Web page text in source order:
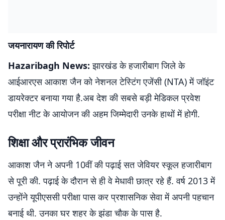
जयनारायण की रिपोर्ट
Hazaribagh News:झारखंड के हजारीबाग जिले के
आईआरएस आकाश जैन को नेशनल टेस्टिंग एजेंसी (NTA) में जॉइंट
डायरेक्टर बनाया गया है.अब देश की सबसे बड़ी मेडिकल प्रवेश
परीक्षा नीट के आयोजन की अहम जिम्मेदारी उनके हाथों में होगी.
शिक्षा और प्रारंभिक जीवन
आकाश जैन ने अपनी 10वीं की पढ़ाई सत जेवियर स्कूल हजारीबाग
से पूरी की. पढ़ाई के दौरान से ही वे मेधावी छात्र रहे हैं. वर्ष 2013 में
उन्होंने यूपीएससी परीक्षा पास कर प्रशासनिक सेवा में अपनी पहचान
बनाई थी. उनका घर शहर के झंडा चौक के पास है.